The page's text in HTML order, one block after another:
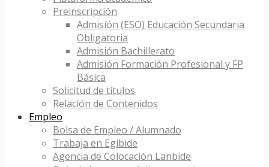
Preinscripción
Admisión (ESO) Educación Secundaria
Obligatoria
Admisión Bachillerato
Admisión Formación Profesional y FP
Básica
Solicitud de títulos
Relación de Contenidos
Empleo
Bolsa de Empleo / Alumnado
Trabaja en Egibide
Agencia de Colocación Lanbide